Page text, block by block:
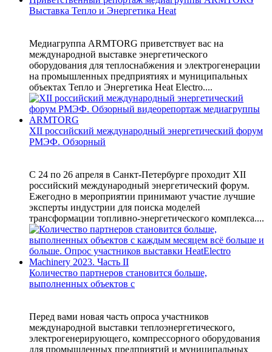
Выставка Тепло и Энергетика Heat
Медиагруппа ARMTORG приветствует вас на
международной выставке энергетического
оборудования для теплоснабжения и электрогенерации
на промышленных предприятиях и муниципальных
объектах Тепло и Энергетика Heat Electro....
XII российский международный энергетический форум
РМЭФ. Обзорный
С 24 по 26 апреля в Санкт-Петербурге проходит XII
российский международный энергетический форум.
Ежегодно в мероприятии принимают участие лучшие
эксперты индустрии для поиска моделей
трансформации топливно-энергетического комплекса....
Количество партнеров становится больше,
выполненных объектов с
Перед вами новая часть опроса участников
международной выставки теплоэнергетического,
электрогенерирующего, компрессорного оборудования
для промышленных предприятий и муниципальных